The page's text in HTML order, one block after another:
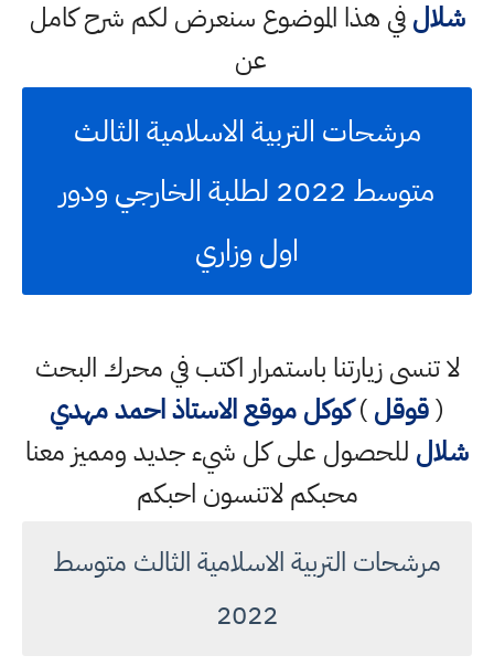
شلالفي هذا الموضوع سنعرض لكم شرح كامل
عن
مرشحات التربية الاسلامية الثالث
متوسط 2022 لطلبة الخارجي ودور
اول وزاري
لا تنسى زيارتنا باستمرار اكتب في محرك البحث
(قوقل)كوكلموقع الاستاذ احمد مهدي
شلال للحصول على كل شيء جديد ومميز معنا
محبكم لاتنسون احبكم
مرشحات التربية الاسلامية الثالث متوسط
2022